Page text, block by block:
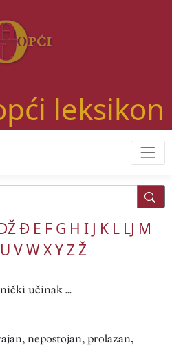
leksikon
Đ E F G H I J K L LJ M
U VWXYZŽ
učinak ...
nepostojan, prolazan,